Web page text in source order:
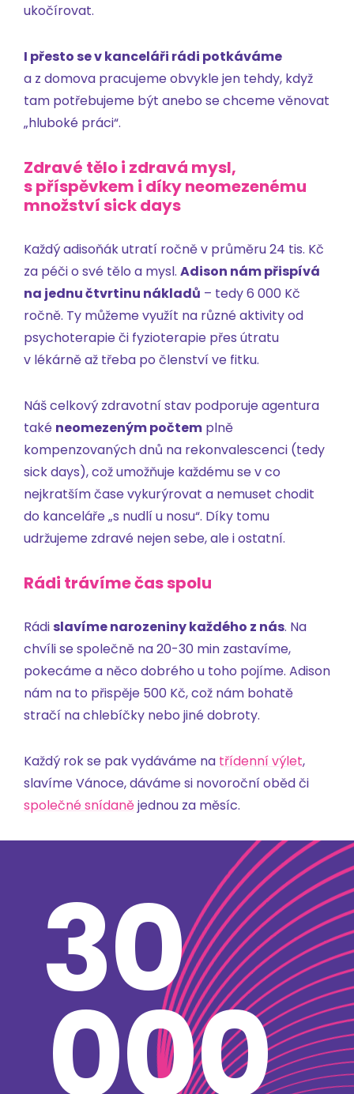
ukočírovat.
I přesto se v kanceláři rádi potkáváme
a z domova pracujeme obvykle jen tehdy, když
tam potřebujeme být anebo se chceme věnovat
„hluboké práci“.
Zdravé tělo i zdravá mysl,
s příspěvkem i díky neomezenému
množství sick days
Každý adisoňák utratí ročně v průměru 24 tis. Kč
za péči o své tělo a mysl. Adison nám přispívá
na jednu čtvrtinu nákladů – tedy 6 000 Kč
ročně. Ty můžeme využít na různé aktivity od
psychoterapie či fyzioterapie přes útratu
v lékárně až třeba po členství ve fitku.
Náš celkový zdravotní stav podporuje agentura
také neomezeným počtem plně
kompenzovaných dnů na rekonvalescenci (tedy
sick days), což umožňuje každému se v co
nejkratším čase vykurýrovat a nemuset chodit
do kanceláře „s nudlí u nosu“. Díky tomu
udržujeme zdravé nejen sebe, ale i ostatní.
Rádi trávíme čas spolu
Rádi slavíme narozeniny každého z nás. Na
chvíli se společně na 20-30 min zastavíme,
pokecáme a něco dobrého u toho pojíme. Adison
nám na to přispěje 500 Kč, což nám bohatě
stračí na chlebíčky nebo jiné dobroty.
Každý rok se pak vydáváme na třídenní výlet,
slavíme Vánoce, dáváme si novoroční oběd či
společné snídanějednou za měsíc.
30
000